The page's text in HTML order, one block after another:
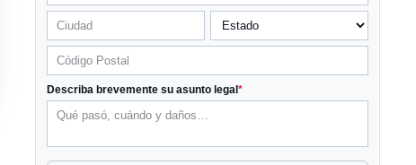
Describa brevemente su asunto legal *